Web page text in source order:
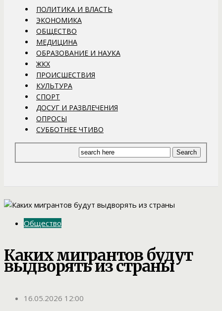
ПОЛИТИКА И ВЛАСТЬ
ЭКОНОМИКА
ОБЩЕСТВО
МЕДИЦИНА
ОБРАЗОВАНИЕ И НАУКА
ЖКХ
ПРОИСШЕСТВИЯ
КУЛЬТУРА
СПОРТ
ДОСУГ И РАЗВЛЕЧЕНИЯ
ОПРОСЫ
СУББОТНЕЕ ЧТИВО
Общество
Каких мигрантов будут
выдворять из страны
16.05.2026 12:00